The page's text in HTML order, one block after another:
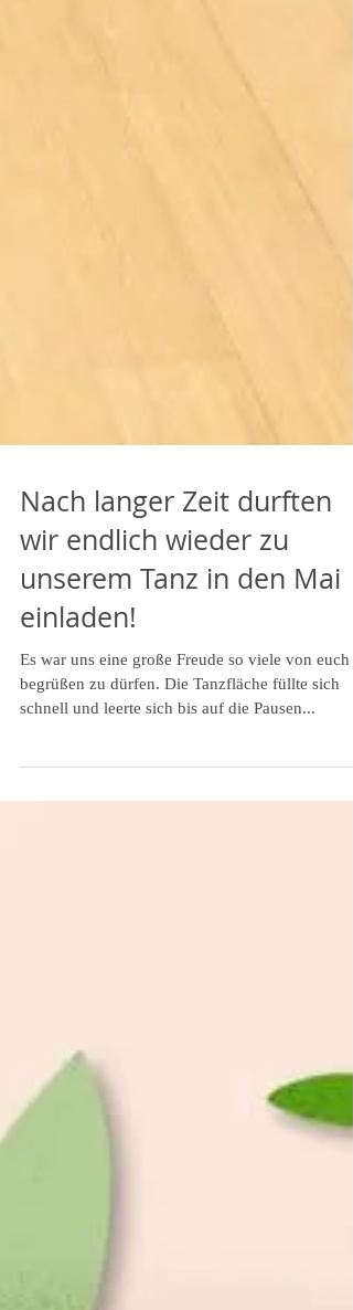
Nach langer Zeit durften
wir endlich wieder zu
unserem Tanz in den Mai
einladen!
begrüßen zu dürfen. Die Tanzfläche füllte sich